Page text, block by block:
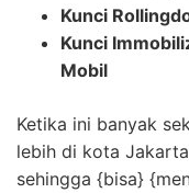
Kunci
Kunci
Mobil
Ketika ini banyak
lebih di kota
sehingga {bisa}